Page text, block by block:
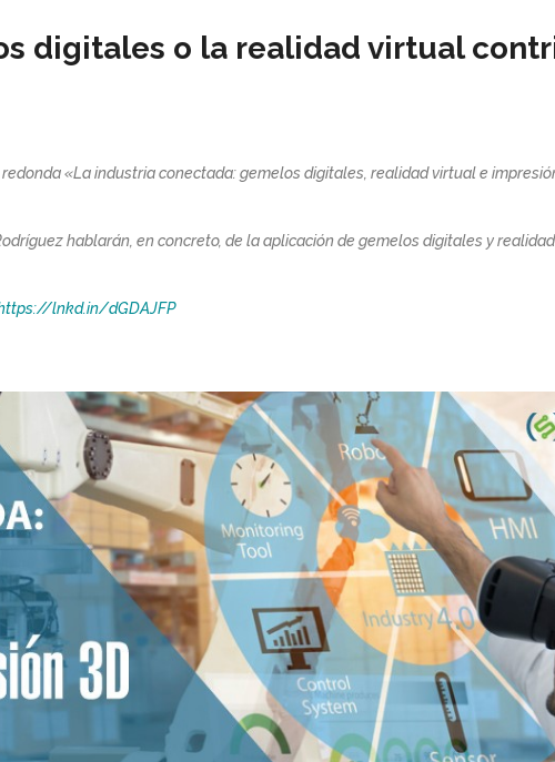
digitales o la realidad virtual
«La industria conectada: gemelos digitales, realidad virtual e
hablarán, en concreto, de la aplicación de gemelos digitales y
lnkd.in/dGDAJFP